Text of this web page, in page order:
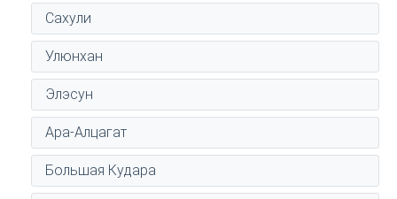
Сахули
Улюнхан
Элэсун
Ара-Алцагат
Большая Кудара